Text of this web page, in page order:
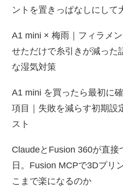
ントを置きっぱなしにして
A1 mini × 梅雨｜フィラメ
せただけで糸引きが減った
な湿気対策
A1 mini を買ったら最初に
項目｜失敗を減らす初期設
スト
ClaudeとFusion 360が直接
日。Fusion MCPで3Dプリ
こまで楽になるのか